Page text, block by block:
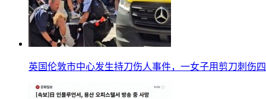
英国伦敦市中心发生持刀伤人事件，一女子用剪刀刺伤